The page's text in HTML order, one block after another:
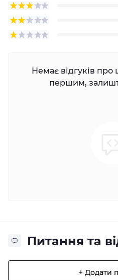
Немає відгуків про
першим,
Питання та
+ Додати